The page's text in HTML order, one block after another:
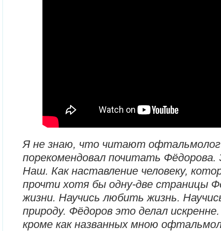
Я не знаю, что читают
порекомендовал почитать
Наш. Как наставление человеку,
прочти хотя бы одну-две страницы
жизни. Научись любить жизнь.
природу. Фёдоров это делал
кроме как названных мною